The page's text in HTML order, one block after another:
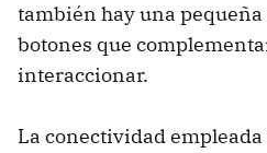
también hay una
botones que
interaccionar.
La conectividad